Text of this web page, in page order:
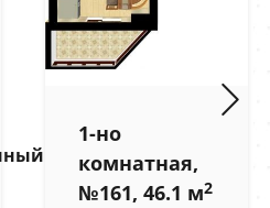
1-но
комнатная,
№161, 46.1 м2